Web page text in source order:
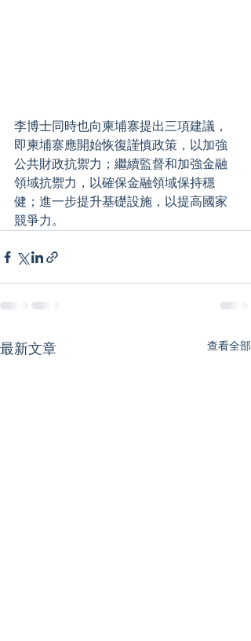
李博士同時也向柬埔寨提出三項建議，
即柬埔寨應開始恢復謹慎政策，以加強
公共財政抗禦力；繼續監督和加強金融
領域抗禦力，以確保金融領域保持穩
健；進一步提升基礎設施，以提高國家
競爭力。
最新文章 查看全部